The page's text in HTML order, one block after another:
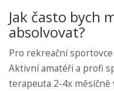
Jak často bych
absolvovat?
Pro rekreační
Aktivní amatéři a profi
terapeuta 2-4x měsíčně